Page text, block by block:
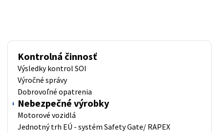
Kontrolná činnosť
Výsledky kontrol SOI
Výročné správy
Dobrovoľné opatrenia
Nebezpečné výrobky
Motorové vozidlá
Jednotný trh EÚ - systém Safety Gate/ RAPEX